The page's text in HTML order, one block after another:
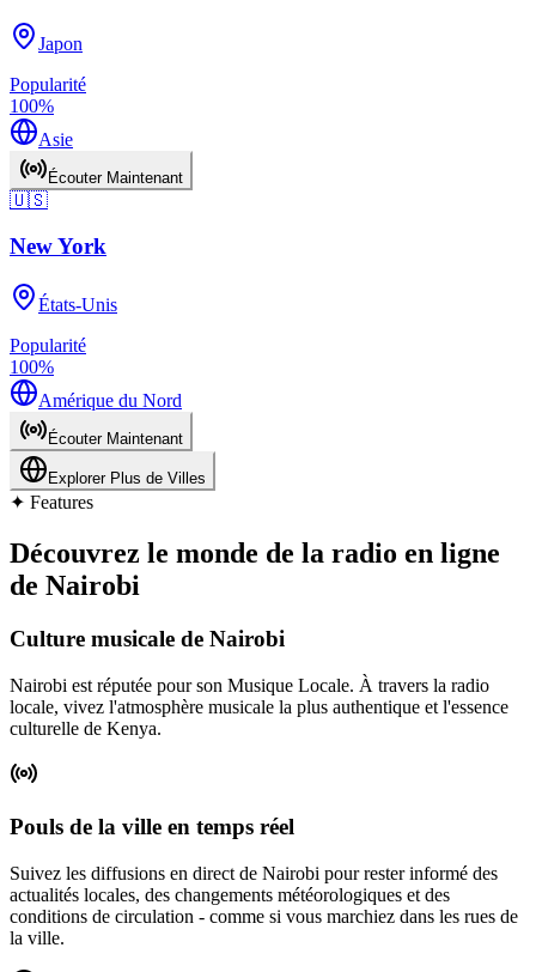
Japon
Popularité
100%
Asie
Écouter Maintenant
🇺🇸
New York
États-Unis
Popularité
100%
Amérique du Nord
Écouter Maintenant
Explorer Plus de Villes
✦ Features
Découvrez le monde de la radio en ligne
de Nairobi
Culture musicale de Nairobi
Nairobi est réputée pour son Musique Locale. À travers la radio
locale, vivez l'atmosphère musicale la plus authentique et l'essence
culturelle de Kenya.
Pouls de la ville en temps réel
Suivez les diffusions en direct de Nairobi pour rester informé des
actualités locales, des changements météorologiques et des
conditions de circulation - comme si vous marchiez dans les rues de
la ville.